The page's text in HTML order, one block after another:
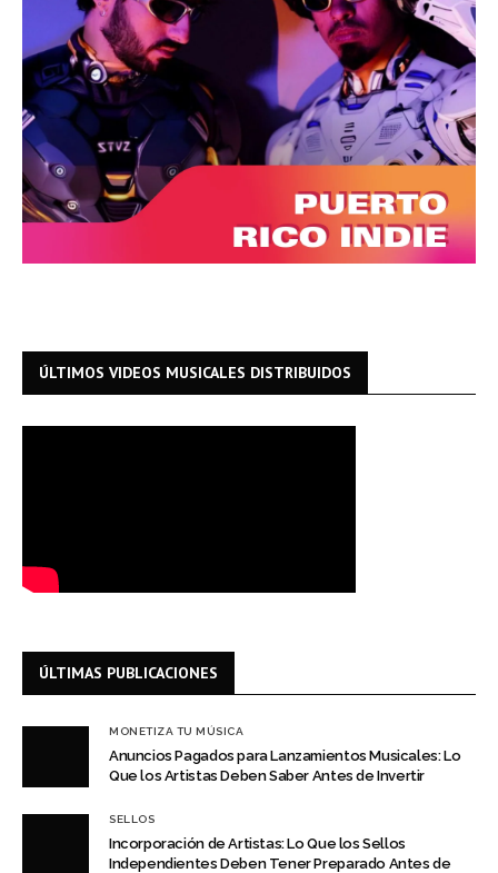
ÚLTIMOS VIDEOS MUSICALES DISTRIBUIDOS
ÚLTIMAS PUBLICACIONES
MONETIZA TU MÚSICA
Anuncios Pagados para Lanzamientos Musicales: Lo
Que los Artistas Deben Saber Antes de Invertir
SELLOS
Incorporación de Artistas: Lo Que los Sellos
Independientes Deben Tener Preparado Antes de